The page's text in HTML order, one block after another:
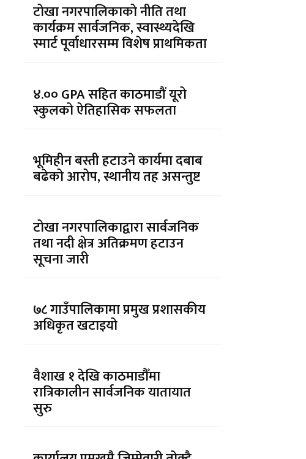
टोखा नगरपालिकाको नीति तथा
कार्यक्रम सार्वजनिक, स्वास्थ्यदेखि
स्मार्ट पूर्वाधारसम्म विशेष प्राथमिकता
४.०० GPA सहित काठमाडौं यूरो
स्कुलको ऐतिहासिक सफलता
भूमिहीन बस्ती हटाउने कार्यमा दबाब
बढेको आरोप, स्थानीय तह असन्तुष्ट
टोखा नगरपालिकाद्वारा सार्वजनिक
तथा नदी क्षेत्र अतिक्रमण हटाउन
सूचना जारी
७८ गाउँपालिकामा प्रमुख प्रशासकीय
अधिकृत खटाइयो
वैशाख १ देखि काठमाडौँमा
रात्रिकालीन सार्वजनिक यातायात
सुरु